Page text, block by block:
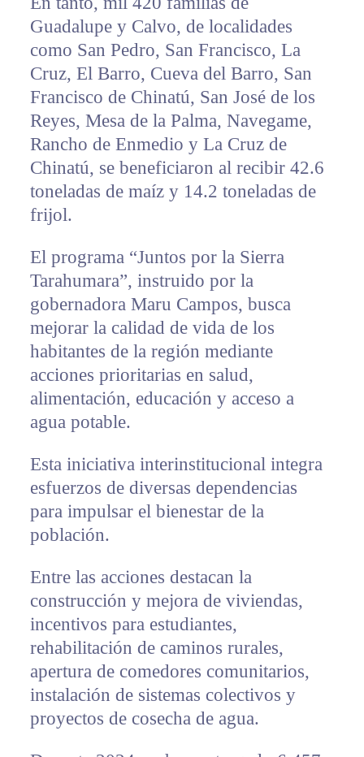
Guadalupe y Calvo, de localidades
como San Pedro, San Francisco, La
Cruz, El Barro, Cueva del Barro, San
Francisco de Chinatú, San José de los
Reyes, Mesa de la Palma, Navegame,
Rancho de Enmedio y La Cruz de
Chinatú, se beneficiaron al recibir 42.6
toneladas de maíz y 14.2 toneladas de
frijol.
El programa “Juntos por la Sierra
Tarahumara”, instruido por la
gobernadora Maru Campos, busca
mejorar la calidad de vida de los
habitantes de la región mediante
acciones prioritarias en salud,
alimentación, educación y acceso a
agua potable.
Esta iniciativa interinstitucional integra
esfuerzos de diversas dependencias
para impulsar el bienestar de la
población.
Entre las acciones destacan la
construcción y mejora de viviendas,
incentivos para estudiantes,
rehabilitación de caminos rurales,
apertura de comedores comunitarios,
instalación de sistemas colectivos y
proyectos de cosecha de agua.